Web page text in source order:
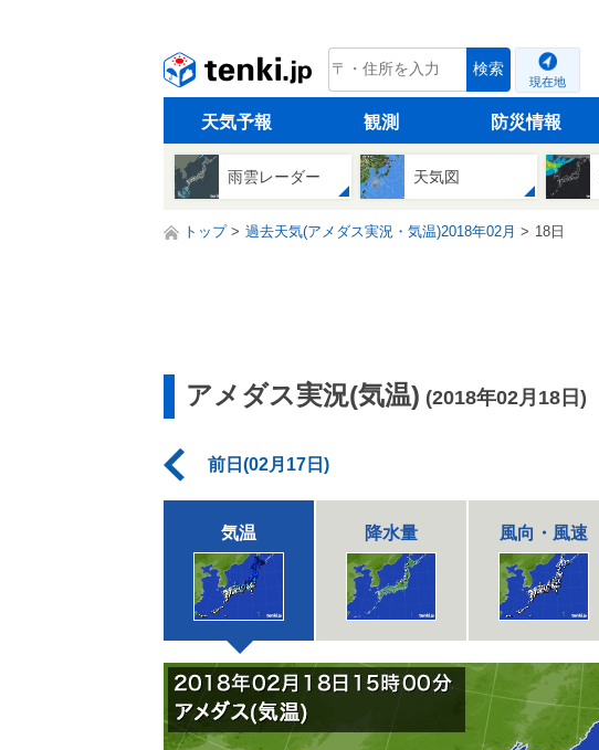
tenki.jp 検索
現在地
天気予報 観測 防災情報
雨雲レーダー 天気図
トップ 過去天気(アメダス実況・気温)2018年02月 18日
アメダス実況(気温) (2018年02月18日)
前日(02月17日)
気温 降水量 風向・風速